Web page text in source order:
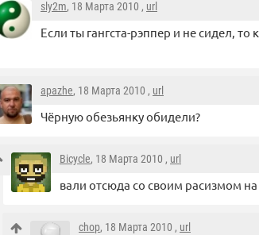
sly2m, 18 Марта 2010 , url
Если ты гангста-рэппер и не сидел, то
apazhe, 18 Марта 2010 , url
Чёрную обезьянку обидели?
Bicycle, 18 Марта 2010 , url
вали отсюда со своим расизмом
chop, 18 Марта 2010 , url